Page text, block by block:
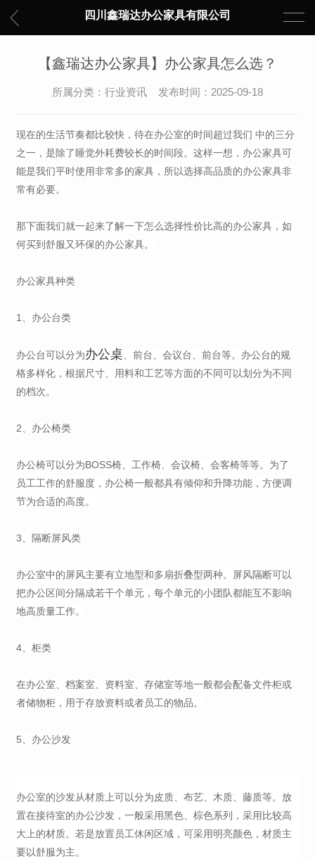
四川鑫瑞达办公家具有限公司
【鑫瑞达办公家具】办公家具怎么选？
所属分类： 行业资讯 发布时间：2025-09-18
现在的生活节奏都比较快，待在办公室的时间超过我们 中的三分
之一，是除了睡觉外耗费较长的时间段。这样一想，办公家具可
能是我们平时使用非常多的家具，所以选择高品质的办公家具非
常有必要。
那下面我们就一起来了解一下怎么选择性价比高的办公家具，如
何买到舒服又环保的办公家具。
办公家具种类
1、办公台类
办公台可以分为办公桌 、前台、会议台、前台等。办公台的规
格多样化，根据尺寸、用料和工艺等方面的不同可以划分为不同
的档次。
2、办公椅类
办公椅可以分为BOSS椅、工作椅、会议椅、会客椅等等。为了
员工工作的舒服度，办公椅一般都具有倾仰和升降功能，方便调
节为合适的高度。
3、隔断屏风类
办公室中的屏风主要有立地型和多扇折叠型两种。屏风隔断可以
把办公区间分隔成若干个单元，每个单元的小团队都能互不影响
地高质量工作。
4、柜类
在办公室、档案室、资料室、存储室等地一般都会配备文件柜或
者储物柜，用于存放资料或者员工的物品。
5、办公沙发
办公室的沙发从材质上可以分为皮质、布艺、木质、藤质等。放
置在接待室的办公沙发，一般采用黑色、棕色系列，采用比较高
大上的材质。若是放置员工休闲区域，可采用明亮颜色，材质主
要以舒服为主。